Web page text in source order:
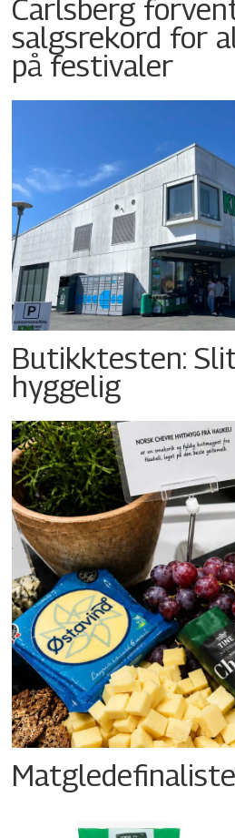
Carlsberg
salgsrekord for
på festivaler
Butikktesten:
hyggelig